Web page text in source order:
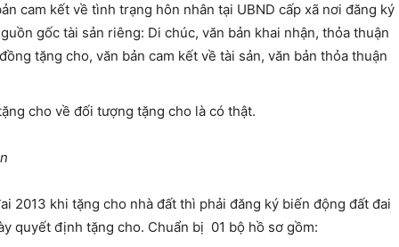
cam kết về tình trạng hôn nhân tại UBND cấp xã nơi đăng ký
gốc tài sản riêng: Di chúc, văn bản khai nhận, thỏa thuận
tặng cho, văn bản cam kết về tài sản, văn bản thỏa thuận
cho về đối tượng tặng cho là có thật.
2013 khi tặng cho nhà đất thì phải đăng ký biến động đất đai
quyết định tặng cho. Chuẩn bị 01 bộ hồ sơ gồm: